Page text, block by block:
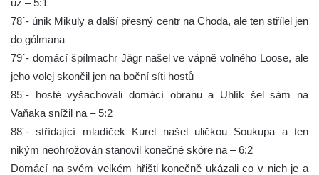
78´- únik Mikuly a další přesný centr na Choda, ale ten střílel jen
do gólmana
79´- domácí špílmachr Jägr našel ve vápně volného Loose, ale
jeho volej skončil jen na boční síti hostů
85´- hosté vyšachovali domácí obranu a Uhlík šel sám na
Vaňaka snížil na – 5:2
88´- střídající mladíček Kurel našel uličkou Soukupa a ten
nikým neohrožován stanovil konečné skóre na – 6:2
Domácí na svém velkém hřišti konečně ukázali co v nich je a